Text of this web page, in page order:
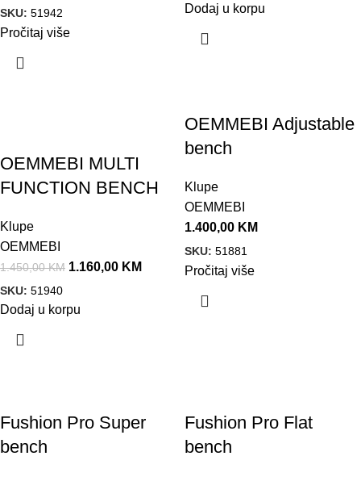
SKU: 51942
Pročitaj više
Dodaj u korpu
OEMMEBI MULTI
FUNCTION BENCH
Klupe
OEMMEBI
1.450,00KM 1.160,00 KM
SKU: 51940
Dodaj u korpu
OEMMEBI Adjustable
bench
Klupe
OEMMEBI
1.400,00 KM
SKU: 51881
Pročitaj više
Fushion Pro Super
bench
Fushion Pro Flat
bench